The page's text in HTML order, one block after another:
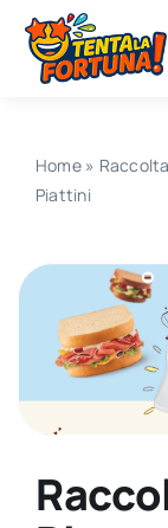
Salta
contenuto
Home»
Piattini